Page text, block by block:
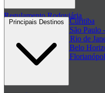
Regulamento Rodoviária
Rodoviária de Curitiba
Rodoviária de São Paulo
Rodoviária do Rio de
Rodoviária de Belo
Rodoviária de
+ Rodoviárias